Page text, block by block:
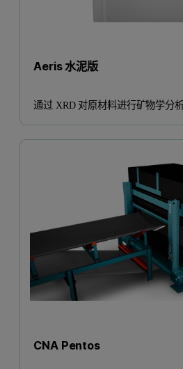
Aeris 水泥版
通过 XRD 对原材料进行矿物学分
CNA Pentos